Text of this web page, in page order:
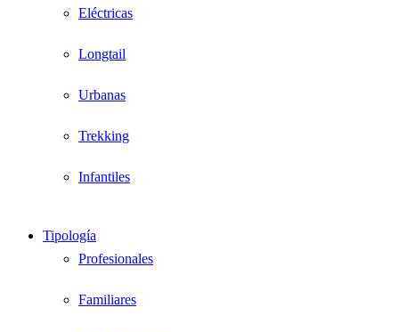
Eléctricas
Longtail
Urbanas
Trekking
Infantiles
Tipología
Profesionales
Familiares